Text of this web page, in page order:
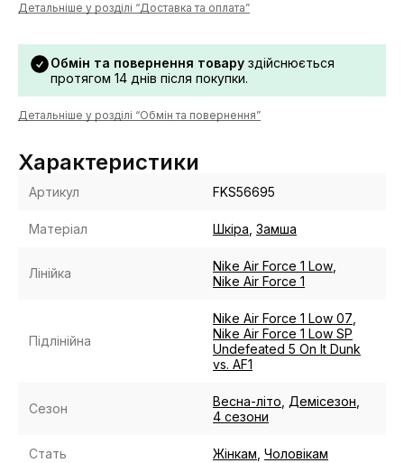
Детальніше у розділі “Доставка та оплата”
Обмін та повернення товару здійснюється
протягом 14 днів після покупки.
Детальніше у розділі “Обмін та повернення”
Характеристики
Артикул FKS56695
Матеріал Шкіра Замша
Лінійка Nike Air Force 1 Low
Nike Air Force 1
Підлінійна
Nike Air Force 1 Low 07
Nike Air Force 1 Low SP
Undefeated 5 On It Dunk
vs. AF1
Сезон Весна-літо Демісезон
4 сезони
Стать Жінкам Чоловікам